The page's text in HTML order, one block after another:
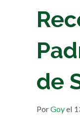
de
PorGoyel